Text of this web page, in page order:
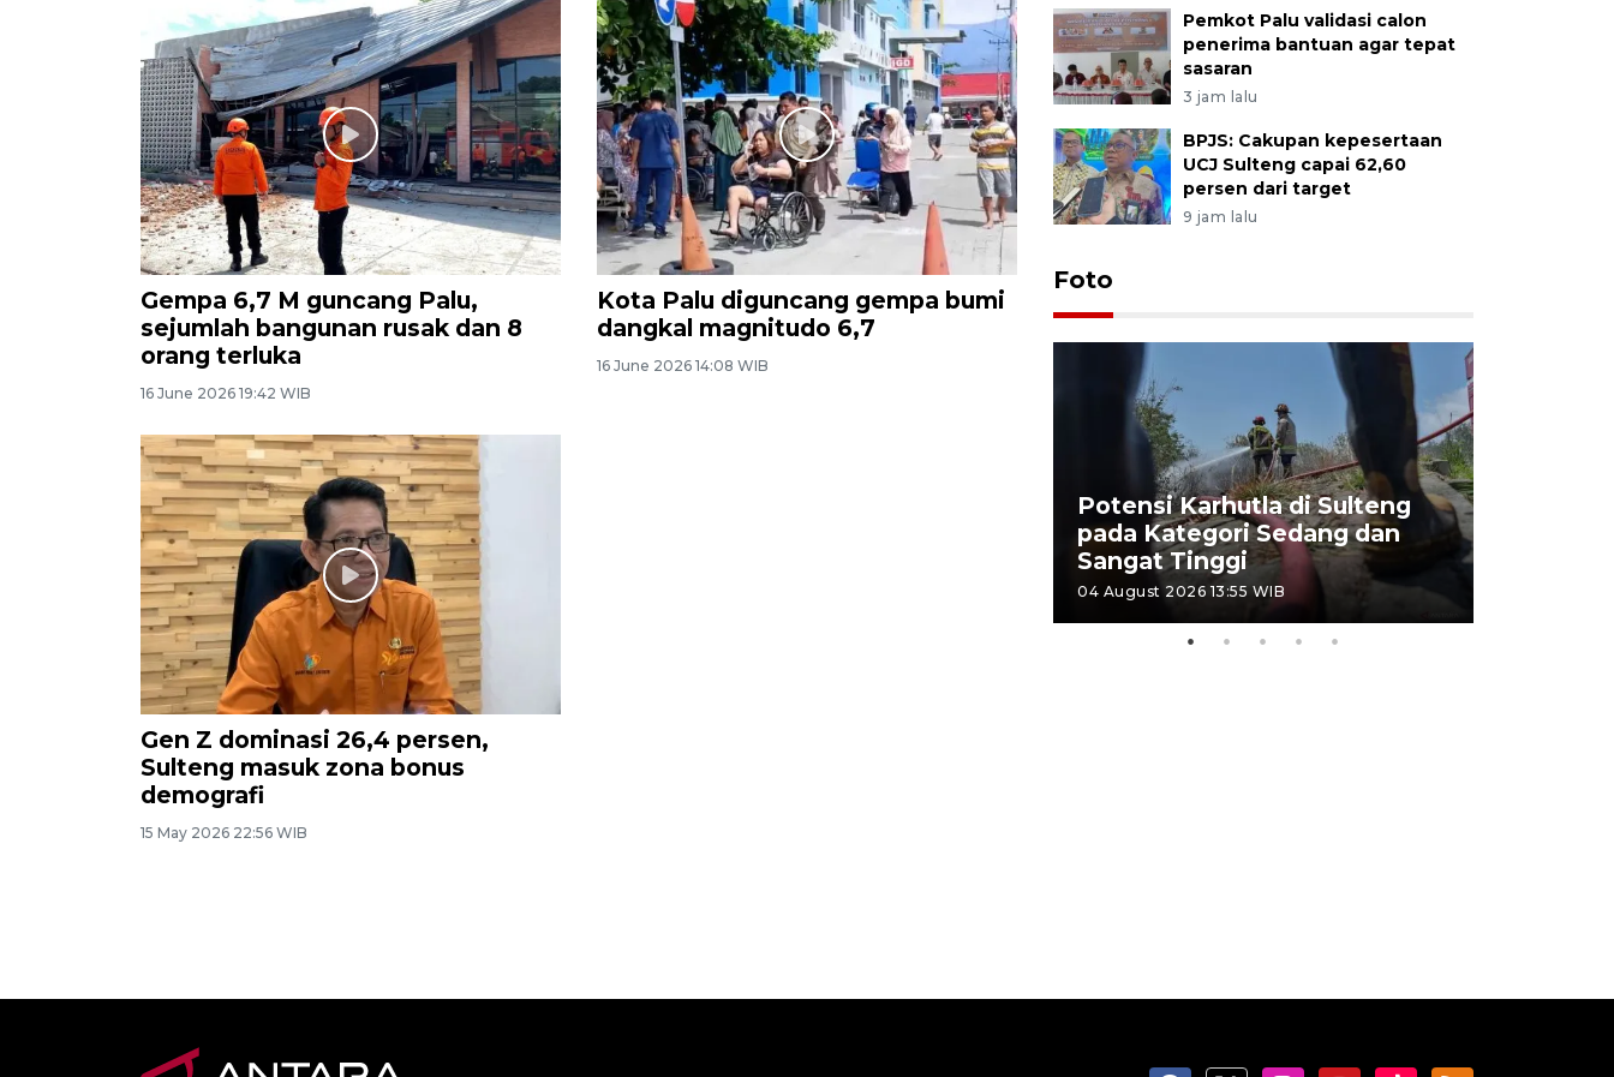
Gempa 6,7 M guncang Palu,
sejumlah bangunan rusak dan 8
orang terluka
16 June 2026 19:42 WIB
Kota Palu diguncang gempa bumi
dangkal magnitudo 6,7
16 June 2026 14:08 WIB
Gen Z dominasi 26,4 persen,
Sulteng masuk zona bonus
demografi
15 May 2026 22:56 WIB
Pemkot Palu validasi calon
penerima bantuan agar tepat
sasaran
3 jam lalu
BPJS: Cakupan kepesertaan
UCJ Sulteng capai 62,60
persen dari target
9 jam lalu
Foto
Potensi Karhutla di Sulteng
pada Kategori Sedang dan
Sangat Tinggi
04 August 2026 13:55 WIB